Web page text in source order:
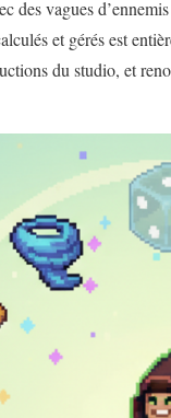
des vagues
et gérés est
du studio, et